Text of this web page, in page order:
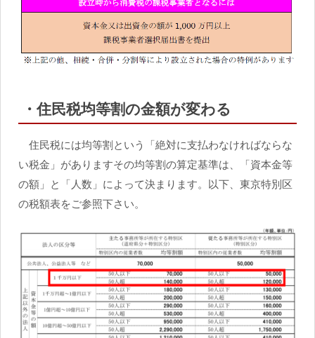
・住民税均等割の金額が変わる
住民税には均等割という「絶対に支払わなければならな
い税金」がありますその均等割の算定基準は、「資本金等
の額」と「人数」によって決まります。以下、東京特別区
の税額表をご参照下さい。